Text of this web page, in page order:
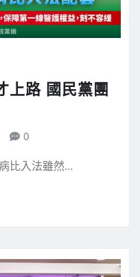
上路 國民黨團
0
比入法雖然…